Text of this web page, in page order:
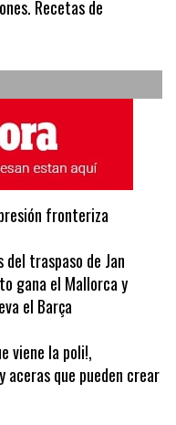
perfecta: respeta
Recetas de
fronteriza
del traspaso de Jan
gana el Mallorca y
el Barça
viene la poli!,
que pueden crear